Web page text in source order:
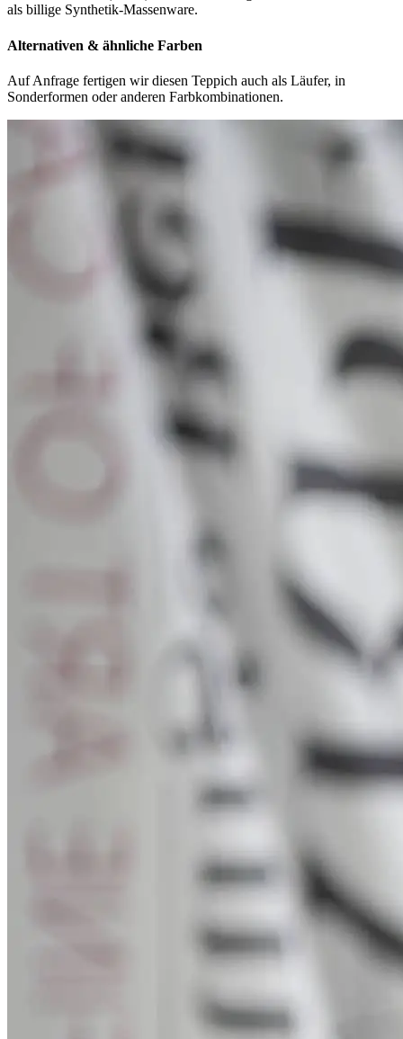
als billige Synthetik-Massenware.
Alternativen & ähnliche Farben
Auf Anfrage fertigen wir diesen Teppich auch als Läufer, in
Sonderformen oder anderen Farbkombinationen.